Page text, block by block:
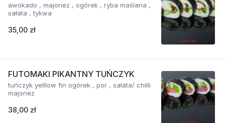
awokado , majonez , ogórek , ryba maślana ,
sałata , tykwa
35,00 zł
FUTOMAKI PIKANTNY TUŃCZYK
tuńczyk yelllow fin ogórek , por , sałata/ chilli
majonez
38,00 zł